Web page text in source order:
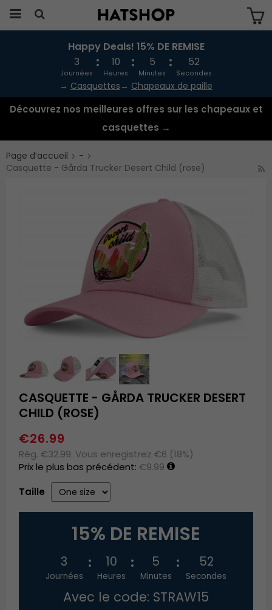
Produkten har blivit tillagd i varukorgen
Happy Deals! 15% DE REMISE
3
Journées
10
Heures
5
Minutes
51
Secondes
→ Casquettes → Chapeaux de paille
Découvrez nos meilleures offres sur les chapeaux et
casquettes →
Page d’accueil
-
Casquette - Gårda Trucker Desert Child (rose)
CASQUETTE - GÅRDA TRUCKER DESERT
CHILD (ROSE)
€26.99
Rég. €32.99. Vous enregistrez €6 (18%)
Prix le plus bas précédent: €9.99
Taille
15% DE REMISE
3
Journées
10
Heures
5
Minutes
51
Secondes
Avec le code: STRAW15